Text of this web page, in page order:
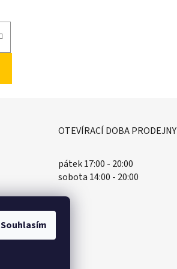
Souhlasím
OTEVÍRACÍ DOBA PRODEJNY
pátek 17:00 - 20:00
sobota 14:00 - 20:00